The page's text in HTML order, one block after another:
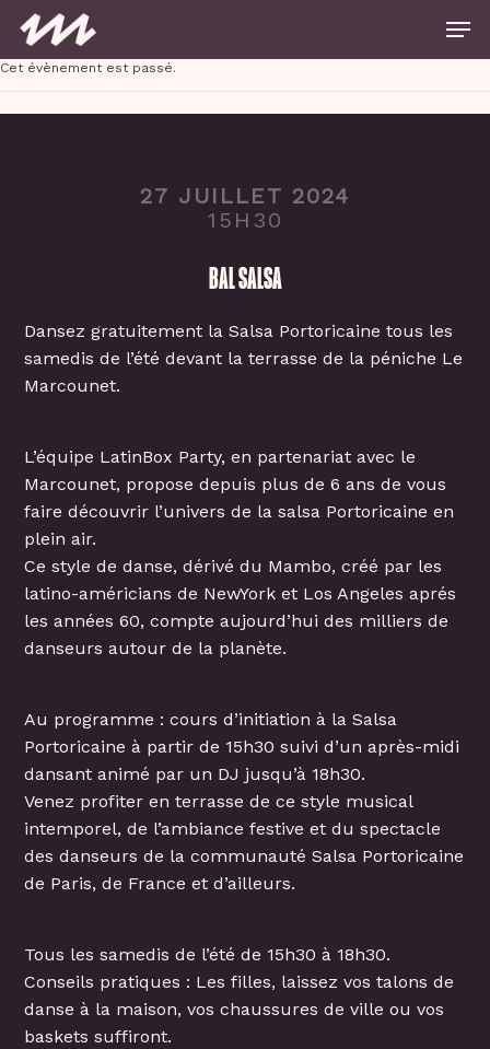
main
content
Cet évènement est passé.
27 JUILLET 2024
15H30
BAL SALSA
Dansez gratuitement la Salsa Portoricaine tous les
samedis de l’été devant la terrasse de la péniche Le
Marcounet.
L’équipe LatinBox Party, en partenariat avec le
Marcounet, propose depuis plus de 6 ans de vous
faire découvrir l’univers de la salsa Portoricaine en
plein air.
Ce style de danse, dérivé du Mambo, créé par les
latino-américians de NewYork et Los Angeles aprés
les années 60, compte aujourd’hui des milliers de
danseurs autour de la planète.
Au programme : cours d’initiation à la Salsa
Portoricaine à partir de 15h30 suivi d’un après-midi
dansant animé par un DJ jusqu’à 18h30.
Venez profiter en terrasse de ce style musical
intemporel, de l’ambiance festive et du spectacle
des danseurs de la communauté Salsa Portoricaine
de Paris, de France et d’ailleurs.
Tous les samedis de l’été de 15h30 à 18h30.
Conseils pratiques : Les filles, laissez vos talons de
danse à la maison, vos chaussures de ville ou vos
baskets suffiront.
Close